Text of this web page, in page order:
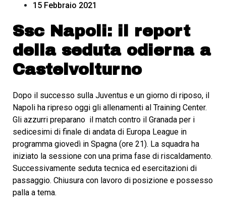
15 Febbraio 2021
Ssc Napoli: il report
della seduta odierna a
Castelvolturno
Dopo il successo sulla Juventus e un giorno di riposo, il
Napoli ha ripreso oggi gli allenamenti al Training Center.
Gli azzurri preparano il match contro il Granada per i
sedicesimi di finale di andata di Europa League in
programma giovedì in Spagna (ore 21). La squadra ha
iniziato la sessione con una prima fase di riscaldamento.
Successivamente seduta tecnica ed esercitazioni di
passaggio. Chiusura con lavoro di posizione e possesso
palla a tema.